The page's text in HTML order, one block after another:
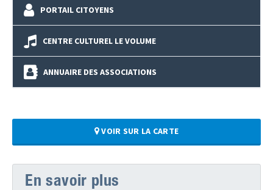
PORTAIL CITOYENS
CENTRE CULTUREL LE VOLUME
ANNUAIRE DES ASSOCIATIONS
VOIR SUR LA CARTE
En savoir plus